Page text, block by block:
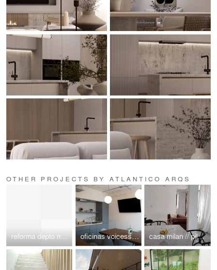
OTHER PROJECTS BY ATLANTICO ARQS
reforma depto neuchatel //cdmx//polanco// atlanticoarqs oficinas voicess// polanco / atlantico arqs casa milan // pilar // buenos aires // argentina // atlanticoarqs